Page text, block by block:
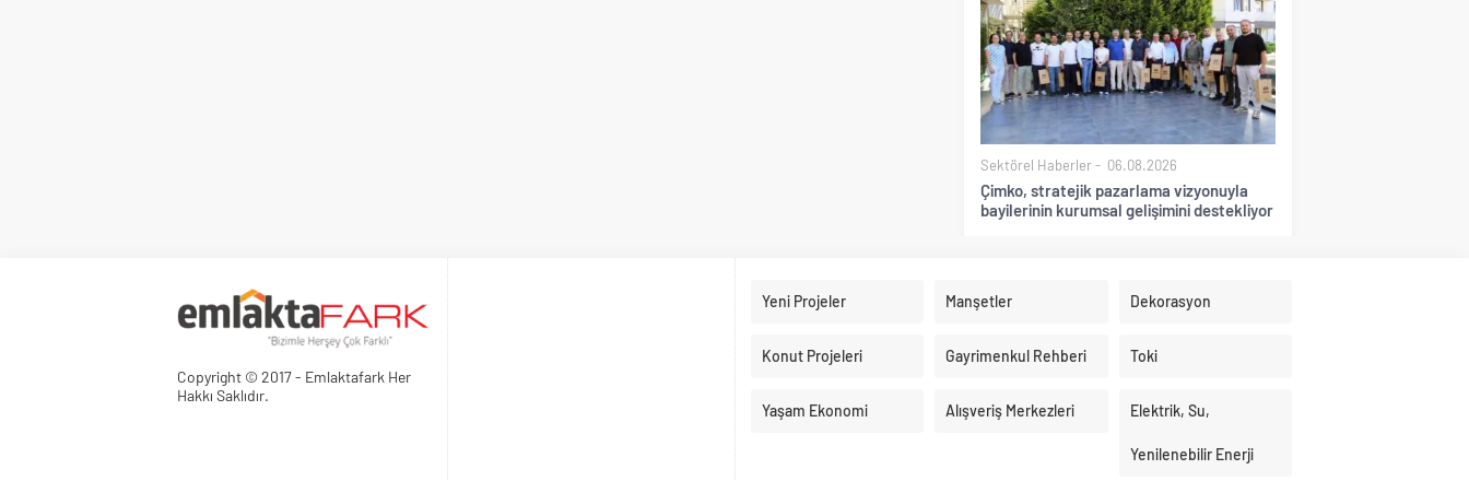
Sektörel Haberler 06.08.2026
Çimko, stratejik pazarlama vizyonuyla
bayilerinin kurumsal gelişimini destekliyor
Copyright © 2017 - Emlaktafark Her
Hakkı Saklıdır.
Yeni Projeler Manşetler Dekorasyon
Konut Projeleri Gayrimenkul Rehberi Toki
Yaşam Ekonomi Alışveriş Merkezleri Elektrik, Su,
Yenilenebilir Enerji